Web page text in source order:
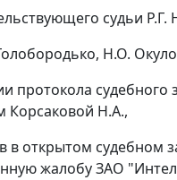
судьи Р.Г.
Н.О.
протокола судебного
Корсаковой Н.А.,
в открытом судебном
жалобу ЗАО